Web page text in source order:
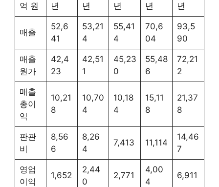
억 원
년
년
년
년
년
매출
52,6
41
53,21
4
55,41
4
70,6
04
93,5
90
매출
원가
42,4
23
42,51
1
45,23
0
55,48
6
72,21
2
매출
총이
익
10,21
8
10,70
4
10,18
4
15,11
8
21,37
8
판관
비
8,56
6
8,26
4
7,413 11,114
14,46
7
영업
이익
1,652
2,44
0
2,771
4,00
4
6,911